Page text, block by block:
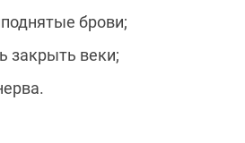
брови;
закрыть веки;